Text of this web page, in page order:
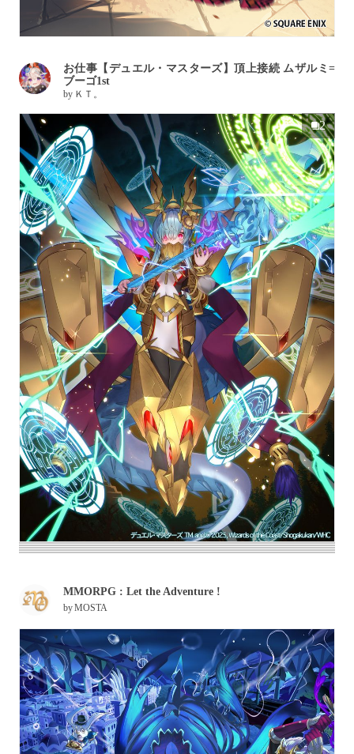
お仕事【デュエル・マスターズ】頂上接続 ムザルミ=
ブーゴ1st
by ＫＴ。
2
MMORPG : Let the Adventure !
byMOSTA